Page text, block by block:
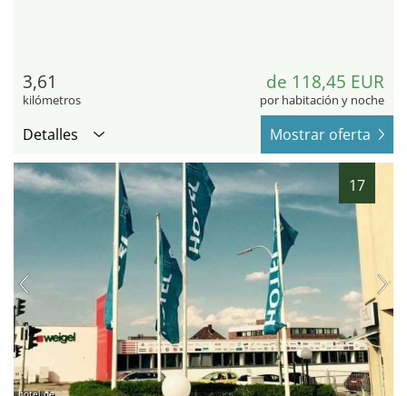
3,61
kilómetros
de 118,45 EUR
por habitación y noche
Detalles Mostrar oferta
17